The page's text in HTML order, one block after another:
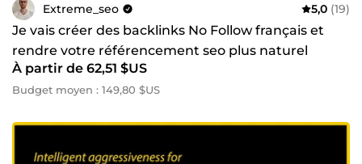
Extreme_seo 5,0 (19)
Je vais créer des backlinks No Follow français et
rendre votre référencement seo plus naturel
À partir de 62,51 $US
Budget moyen : 149,80 $US